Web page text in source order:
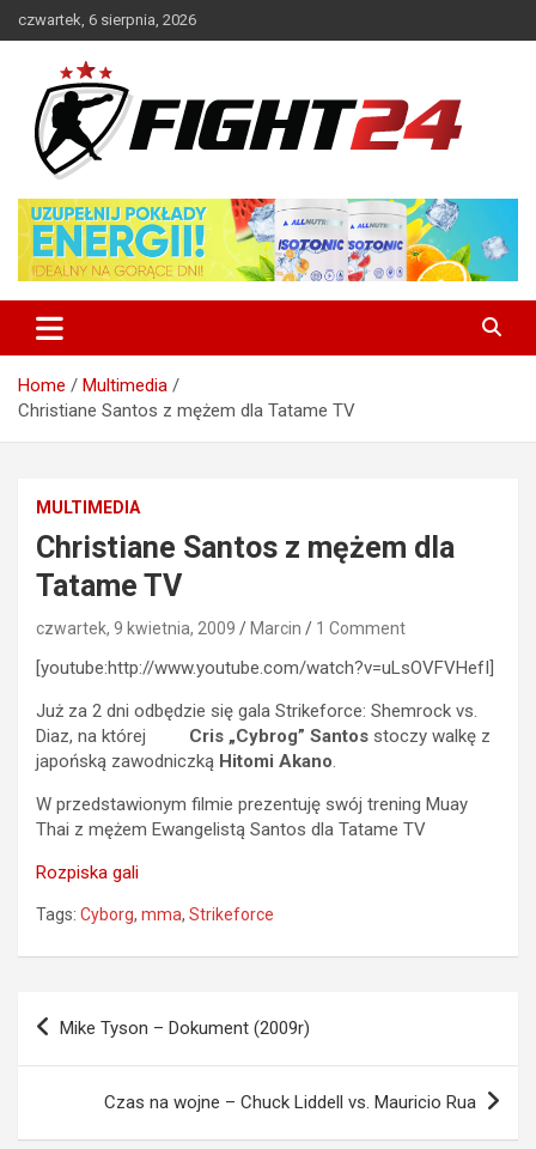
to
czwartek, 6 sierpnia, 2026
FIGHT24.PL – MMA i K-1, UFC
Home
Multimedia
Christiane Santos z mężem dla Tatame TV
MULTIMEDIA
Christiane Santos z mężem dla
Tatame TV
czwartek, 9 kwietnia, 2009 Marcin 1 Comment
[youtube:http://www.youtube.com/watch?v=uLsOVFVHefI]
Już za 2 dni odbędzie się gala Strikeforce: Shemrock vs.
Diaz, na której Cris „Cybrog” Santos stoczy walkę z
japońską zawodniczką Hitomi Akano.
W przedstawionym filmie prezentuję swój trening Muay
Thai z mężem Ewangelistą Santos dla Tatame TV
Rozpiska gali
Tags: Cyborg, mma, Strikeforce
Nawigacja
Mike Tyson – Dokument (2009r)
Czas na wojne – Chuck Liddell vs. Mauricio Rua